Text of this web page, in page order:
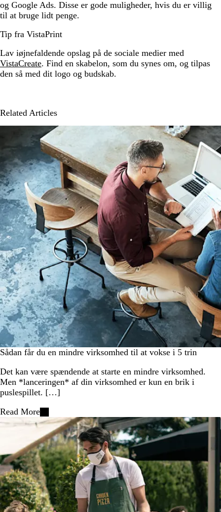
og Google Ads. Disse er gode muligheder, hvis du er villig
til at bruge lidt penge.
Tip fra VistaPrint
Lav iøjnefaldende opslag på de sociale medier med
VistaCreate. Find en skabelon, som du synes om, og tilpas
den så med dit logo og budskab.
Related Articles
Sådan får du en mindre virksomhed til at vokse i 5 trin
Det kan være spændende at starte en mindre virksomhed.
Men *lanceringen* af din virksomhed er kun en brik i
puslespillet. […]
Read More